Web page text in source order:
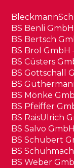
BS Benli
BS Bertsch
BS Brol GmbH
BS Cüsters
BS Gottschall
BS
BS Mönke
BS Pfeiffer
BS RaisUlrich
BS Salvo
BS Schubert
BS
BS Weber